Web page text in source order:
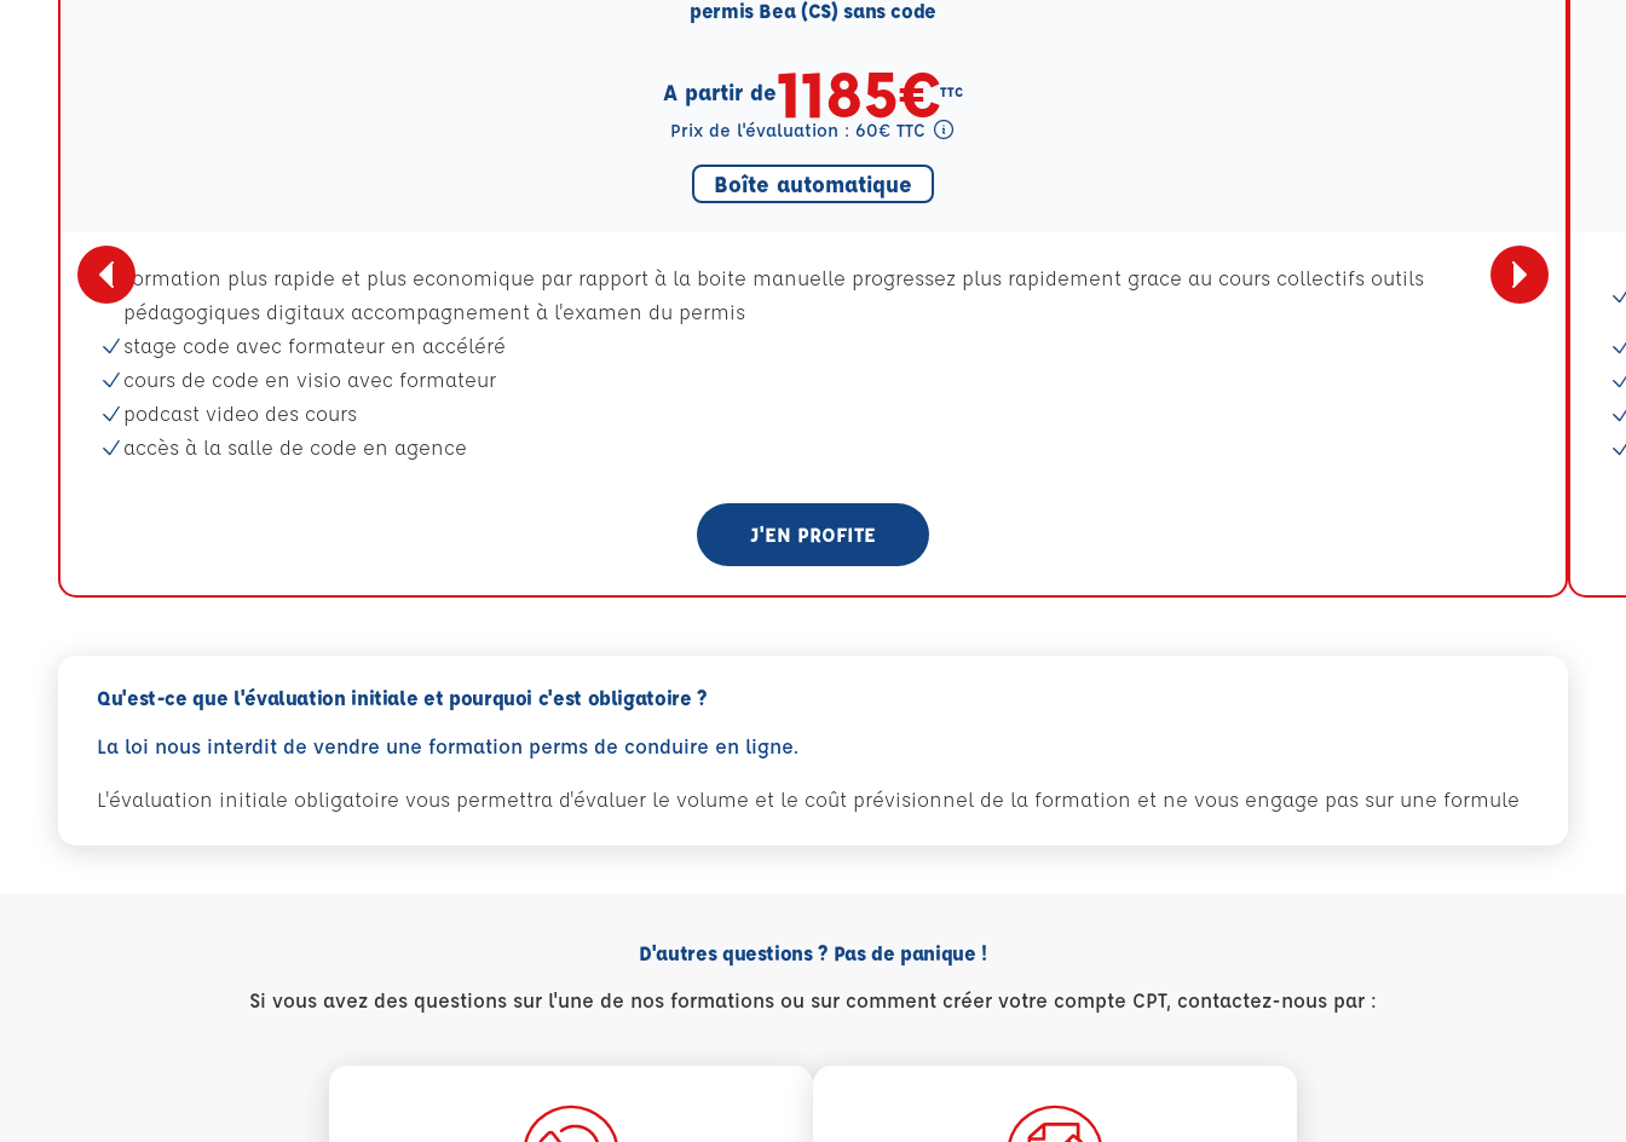
permis Bea (CS) sans code
A partir de1185€TTC
Prix de l'évaluation : 60€ TTC
Tooltip eval mention
Boîte automatique
Formation plus rapide et plus economique par rapport à la boite manuelle progressez plus rapidement grace au cours collectifs outils
pédagogiques digitaux accompagnement à l'examen du permis
stage code avec formateur en accéléré
cours de code en visio avec formateur
podcast video des cours
accès à la salle de code en agence
J'EN PROFITE
Qu'est-ce que l'évaluation initiale et pourquoi c'est obligatoire ?
La loi nous interdit de vendre une formation perms de conduire en ligne.
L'évaluation initiale obligatoire vous permettra d'évaluer le volume et le coût prévisionnel de la formation et ne vous engage pas sur une formule
D'autres questions ? Pas de panique !
Si vous avez des questions sur l'une de nos formations ou sur comment créer votre compte CPT, contactez-nous par :